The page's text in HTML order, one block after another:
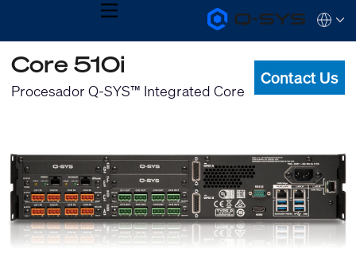
Q-
SYS
Products
Homepage
MENU
QSYS.com (English)
India (English)
Deutsch
Español
한국어
Core 510i
Procesador Q-SYS™ Integrated Core
Contact Us